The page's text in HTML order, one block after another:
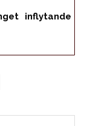
inflytande